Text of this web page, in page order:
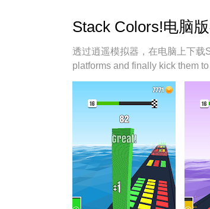
Stack Colors!电脑
透过逍遥模拟器，在电脑上下载
platforms and finally kick them